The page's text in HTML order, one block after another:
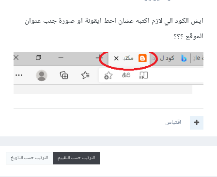
ايش الكود الي لازم اكتبه عشان احط ايقونة او صورة جنب عنوان
الموقع ؟؟؟
اقتباس
الترتيب حسب التقييم الترتيب حسب التاريخ